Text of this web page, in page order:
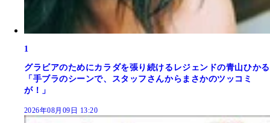
1
グラビアのためにカラダを張り続けるレジェンドの青山ひかる
「手ブラのシーンで、スタッフさんからまさかのツッコミ
が！」
2026年08月09日 13:20